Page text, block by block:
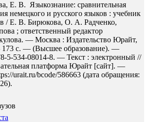
Е. В. Языкознание: сравнительная
немецкого и русского языков : учебник
/ Е. В. Бирюкова, О. А. Радченко,
; ответственный редактор
— Москва : Издательство Юрайт,
с. — (Высшее образование). —
5-534-08014-8. — Текст : электронный //
платформа Юрайт [сайт]. —
urait.ru/bcode/586663 (дата обращения: